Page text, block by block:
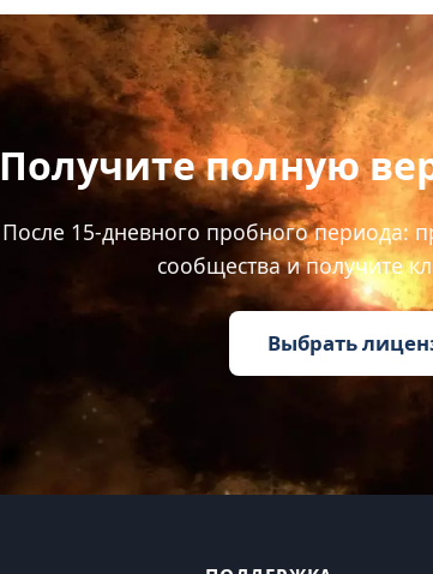
Получите полную
После 15-дневного пробного периода:
сообщества и получите
Выбрать